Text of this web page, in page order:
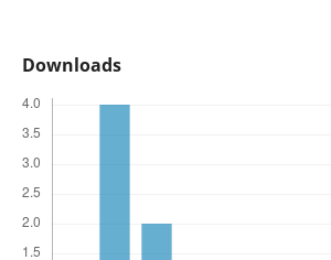
Downloads